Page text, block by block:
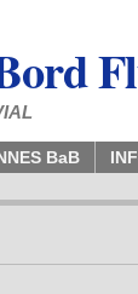
BaB